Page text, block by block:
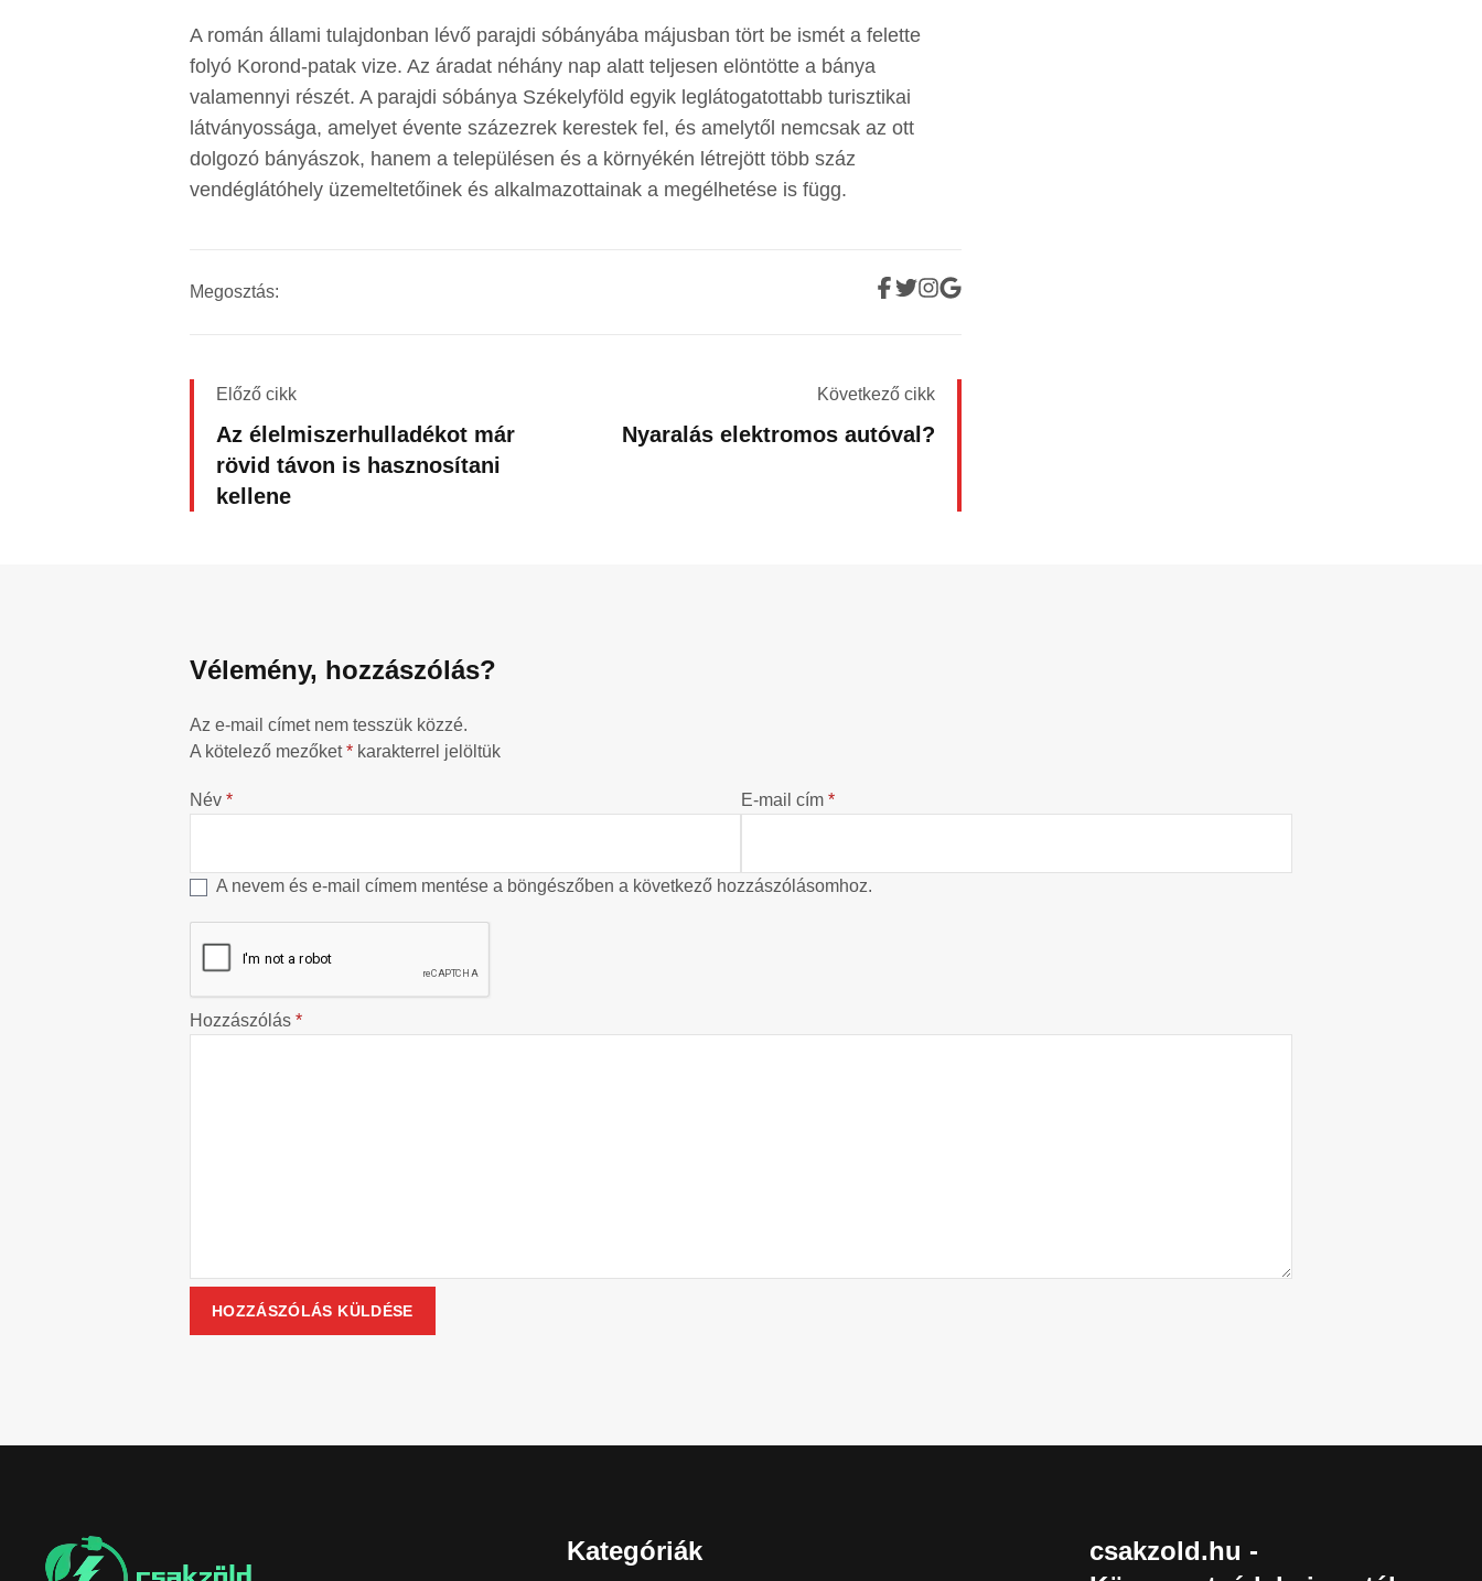
A román állami tulajdonban lévő parajdi sóbányába májusban tört be ismét a felette
folyó Korond-patak vize. Az áradat néhány nap alatt teljesen elöntötte a bánya
valamennyi részét. A parajdi sóbánya Székelyföld egyik leglátogatottabb turisztikai
látványossága, amelyet évente százezrek kerestek fel, és amelytől nemcsak az ott
dolgozó bányászok, hanem a településen és a környékén létrejött több száz
vendéglátóhely üzemeltetőinek és alkalmazottainak a megélhetése is függ.
Megosztás:
Előző cikk
Az élelmiszerhulladékot már
rövid távon is hasznosítani
kellene
Következő cikk
Nyaralás elektromos autóval?
Vélemény, hozzászólás?
Az e-mail címet nem tesszük közzé.
A kötelező mezőket* karakterrel jelöltük
Név * E-mail cím *
A nevem és e-mail címem mentése a böngészőben a következő hozzászólásomhoz.
Hozzászólás *
Kategóriák
csakzold.hu -